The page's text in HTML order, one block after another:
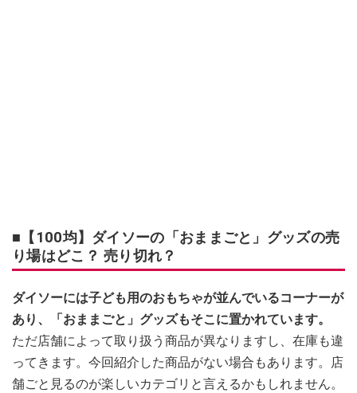
■【100均】ダイソーの「おままごと」グッズの売
り場はどこ？ 売り切れ？
ダイソーには子ども用のおもちゃが並んでいるコーナーが
あり、「おままごと」グッズもそこに置かれています。
ただ店舗によって取り扱う商品が異なりますし、在庫も違
ってきます。今回紹介した商品がない場合もあります。店
舗ごと見るのが楽しいカテゴリと言えるかもしれません。